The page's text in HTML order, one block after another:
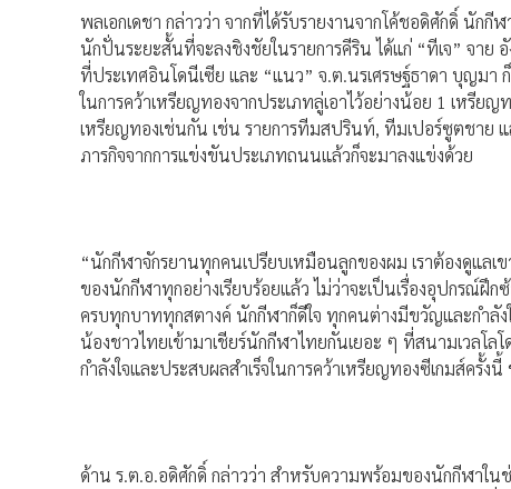
พลเอกเดชา กล่าวว่า จากที่ได้รับรายงานจากโค้ชอดิศักดิ์ นั
นักปั่นระยะสั้นที่จะลงชิงชัยในรายการคีริน ได้แก่ “ทีเจ” จาย
ที่ประเทศอินโดนีเซีย และ “แนว” จ.ต.นรเศรษฐ์ธาดา บุญมา
ในการคว้าเหรียญทองจากประเภทลู่เอาไว้อย่างน้อย 1 เหรี
เหรียญทองเช่นกัน เช่น รายการทีมสปรินท์, ทีมเปอร์ซูตชา
ภารกิจจากการแข่งขันประเภทถนนแล้วก็จะมาลงแข่งด้วย
“นักกีฬาจักรยานทุกคนเปรียบเหมือนลูกของผม เราต้องดูแล
ของนักกีฬาทุกอย่างเรียบร้อยแล้ว ไม่ว่าจะเป็นเรื่องอุปกรณ์ฝึ
ครบทุกบาททุกสตางค์ นักกีฬาก็ดีใจ ทุกคนต่างมีขวัญและกำลัง
น้องชาวไทยเข้ามาเชียร์นักกีฬาไทยกันเยอะ ๆ ที่สนามเวลโ
กำลังใจและประสบผลสำเร็จในการคว้าเหรียญทองซีเกมส์ครั้
ด้าน ร.ต.อ.อดิศักดิ์ กล่าวว่า สำหรับความพร้อมของนักกีฬาใ